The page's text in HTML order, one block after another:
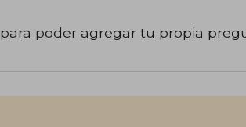
para poder agregar tu propia